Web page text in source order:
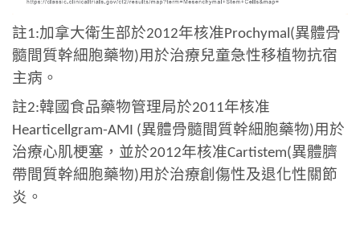
註1:加拿大衛生部於2012年核准Prochymal(異體骨
髓間質幹細胞藥物)用於治療兒童急性移植物抗宿
主病。
註2:韓國食品藥物管理局於2011年核准
Hearticellgram-AMI (異體骨髓間質幹細胞藥物)用於
治療心肌梗塞，並於2012年核准Cartistem(異體臍
帶間質幹細胞藥物)用於治療創傷性及退化性關節
炎。